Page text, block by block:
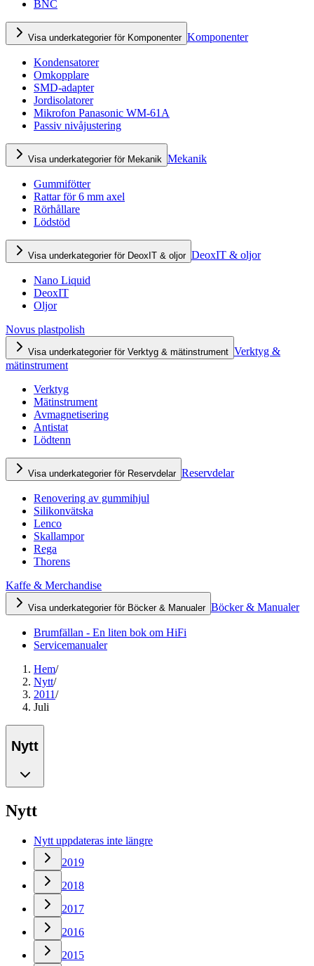
BNC
Visa underkategorier för Komponenter Komponenter
Kondensatorer
Omkopplare
SMD-adapter
Jordisolatorer
Mikrofon Panasonic WM-61A
Passiv nivåjustering
Visa underkategorier för Mekanik Mekanik
Gummifötter
Rattar för 6 mm axel
Rörhållare
Lödstöd
Visa underkategorier för DeoxIT & oljor DeoxIT & oljor
Nano Liquid
DeoxIT
Oljor
Novus plastpolish
Visa underkategorier för Verktyg & mätinstrument Verktyg &
mätinstrument
Verktyg
Mätinstrument
Avmagnetisering
Antistat
Lödtenn
Visa underkategorier för Reservdelar Reservdelar
Renovering av gummihjul
Silikonvätska
Lenco
Skallampor
Rega
Thorens
Kaffe & Merchandise
Visa underkategorier för Böcker & Manualer Böcker & Manualer
Brumfällan - En liten bok om HiFi
Servicemanualer
Hem/
Nytt/
2011/
Juli
Nytt
Nytt
Nytt uppdateras inte längre
2019
2018
2017
2016
2015